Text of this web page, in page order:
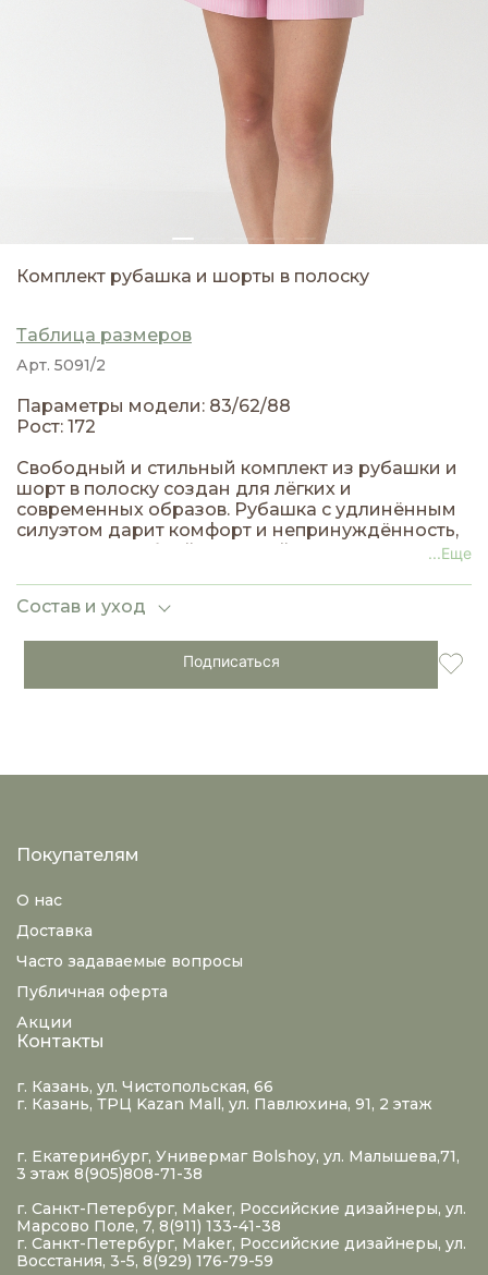
Комплект рубашка и шорты в полоску
Таблица размеров
Подписаться
Арт. 5091/2
Параметры модели: 83/62/88
Рост: 172
Свободный и стильный комплект из рубашки и
шорт в полоску создан для лёгких и
современных образов. Рубашка с удлинённым
силуэтом дарит комфорт и непринуждённость,
а шорты с удобной посадкой подчеркивают
Контрастная полоска добавляет динамики и
свежести, делая комплект идеальным выбором
...Еще
Состав и уход
Покупателям
О нас
Доставка
Часто задаваемые вопросы
Публичная оферта
Акции
Контакты
г. Казань, ул. Чистопольская, 66
г. Казань, ТРЦ Kazan Mall, ул. Павлюхина, 91, 2 этаж
г. Екатеринбург, Универмаг Bolshoy, ул. Малышева,71,
3 этаж 8(905)808-71-38
г. Санкт-Петербург, Maker, Российские дизайнеры, ул.
Марсово Поле, 7, 8(911) 133-41-38
г. Санкт-Петербург, Maker, Российские дизайнеры, ул.
Восстания, 3-5, 8(929) 176-79-59